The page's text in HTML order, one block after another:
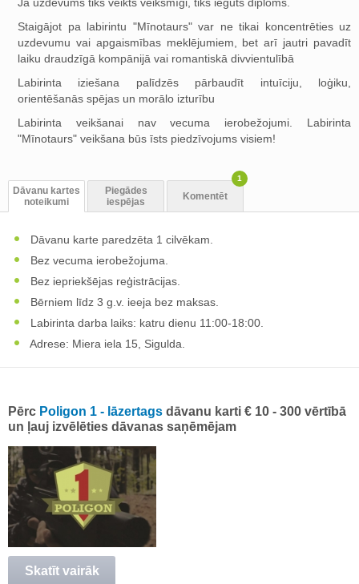
Staigājot pa labirintu "Mīnotaurs" var ne tikai koncentrēties uz
uzdevumu vai apgaismības meklējumiem, bet arī jautri pavadīt
laiku draudzīgā kompānijā vai romantiskā divvientulībā
Labirinta iziešana palīdzēs pārbaudīt intuīciju, loģiku,
orientēšanās spējas un morālo izturību
Labirinta veikšanai nav vecuma ierobežojumi. Labirinta
"Mīnotaurs" veikšana būs īsts piedzīvojums visiem!
Dāvanu kartes
noteikumi
Piegādes
iespējas
Komentēt
1
Dāvanu karte paredzēta 1 cilvēkam.
Bez vecuma ierobežojuma.
Bez iepriekšējas reģistrācijas.
Bērniem līdz 3 g.v. ieeja bez maksas.
Labirinta darba laiks: katru dienu 11:00-18:00.
Adrese: Miera iela 15, Sigulda.
Pērc Poligon 1 - lāzertags dāvanu karti € 10 - 300 vērtībā
un ļauj izvēlēties dāvanas saņēmējam
Skatīt vairāk